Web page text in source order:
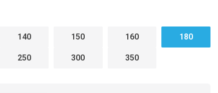
140 150 160 180
250 300 350